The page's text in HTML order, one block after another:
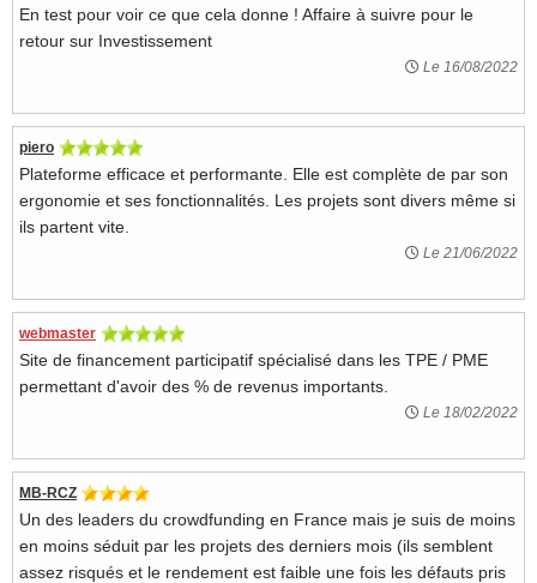
En test pour voir ce que cela donne ! Affaire à suivre pour le
retour sur Investissement
Le 16/08/2022
piero
Plateforme efficace et performante. Elle est complète de par son
ergonomie et ses fonctionnalités. Les projets sont divers même si
ils partent vite.
Le 21/06/2022
webmaster
Site de financement participatif spécialisé dans les TPE / PME
permettant d'avoir des % de revenus importants.
Le 18/02/2022
MB-RCZ
Un des leaders du crowdfunding en France mais je suis de moins
en moins séduit par les projets des derniers mois (ils semblent
assez risqués et le rendement est faible une fois les défauts pris